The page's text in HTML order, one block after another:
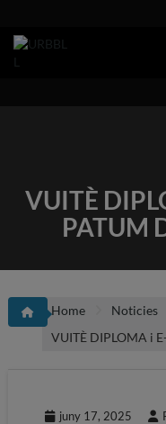
content
VUITÈ
PATUM
Home
Noticies
VUITÈ DIPLOMA i
juny 17, 2025